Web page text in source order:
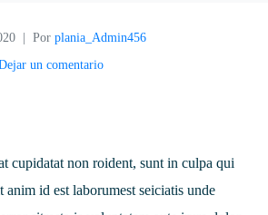
Por plania_Admin456
un comentario
cupidatat non roident, sunt in culpa qui
id est laborumest seiciatis unde